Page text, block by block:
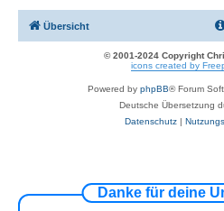
Übersicht
© 2001-2024 Copyright
icons created by
Powered by phpBB® Forum
Deutsche Übersetzung
Datenschutz|
Danke für deine